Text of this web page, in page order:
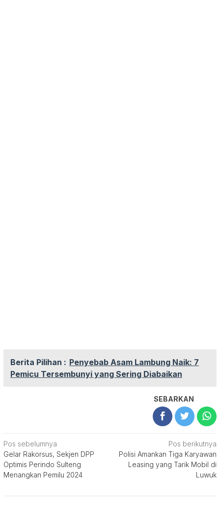
Berita Pilihan : Penyebab Asam Lambung Naik: 7
Pemicu Tersembunyi yang Sering Diabaikan
SEBARKAN
Navigasi
pos
Pos sebelumnya
Gelar Rakorsus, Sekjen DPP
Optimis Perindo Sulteng
Menangkan Pemilu 2024
Pos berikutnya
Polisi Amankan Tiga Karyawan
Leasing yang Tarik Mobil di
Luwuk